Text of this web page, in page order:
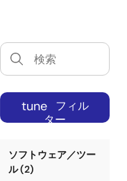
tune
フィル
ター
ソフトウェア／ツー
ル (2)